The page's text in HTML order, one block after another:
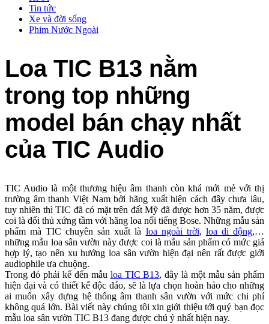
Tin tức
Xe và đời sống
Phim Nước Ngoài
Loa TIC B13 nằm
trong top những
model bán chạy nhất
của TIC Audio
TIC Audio là một thương hiệu âm thanh còn khá mới mẻ với thị
trường âm thanh Việt Nam bởi hãng xuất hiện cách đây chưa lâu,
tuy nhiên thì TIC đã có mặt trên đất Mỹ đã được hơn 35 năm, được
coi là đối thủ xứng tầm với hãng loa nổi tiếng Bose. Những mẫu sản
phẩm mà TIC chuyên sản xuất là loa ngoài trời, loa di động,…
những mẫu loa sân vườn này được coi là mẫu sản phẩm có mức giá
hợp lý, tạo nên xu hướng loa sân vườn hiện đại nên rất được giới
audiophile ưa chuộng.
Trong đó phải kể đến mẫu loa TIC B13, đây là một mẫu sản phẩm
hiện đại và có thiết kế độc đáo, sẽ là lựa chọn hoàn hảo cho những
ai muốn xây dựng hệ thống âm thanh sân vườn với mức chi phí
không quá lớn. Bài viết này chúng tôi xin giới thiệu tới quý bạn đọc
mẫu loa sân vườn TIC B13 đang được chú ý nhất hiện nay.